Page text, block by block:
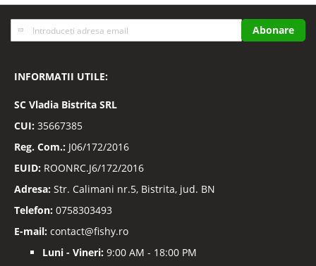
Inscrieti-
va
noastre
Abonare
INFORMATII UTILE:
SC Vladia Bistrita SRL
CUI: 35667385
Reg. Com.: J06/172/2016
EUID: ROONRC.J6/172/2016
Adresa: Str. Calimani nr.5, Bistrita, jud. BN
Telefon: 0758303493
E-mail: contact@fishy.ro
Luni - Vineri: 9:00 AM - 18:00 PM